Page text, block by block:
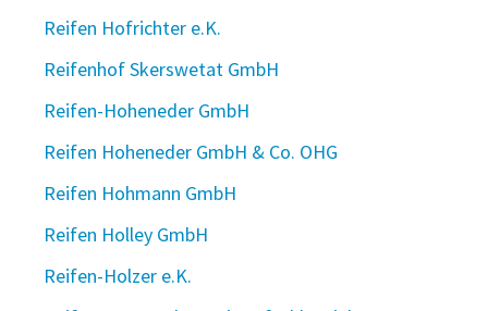
Reifen Hofrichter e.K.
Reifenhof Skerswetat GmbH
Reifen-Hoheneder GmbH
Reifen Hoheneder GmbH & Co. OHG
Reifen Hohmann GmbH
Reifen Holley GmbH
Reifen-Holzer e.K.